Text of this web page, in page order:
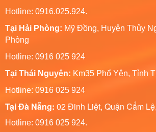
Hotline: 0916.025.924.
Tại Hải Phòng: Mỹ Đồng, Huyện Thủy
Phòng
Hotline: 0916 025 924
Tại Thái Nguyên: Km35 Phổ Yên, Tỉnh
Hotline: 0916 025 924
Tại Đà Nẵng: 02 Đinh Liệt, Quận Cẩm
Hotline: 0916 025 924.